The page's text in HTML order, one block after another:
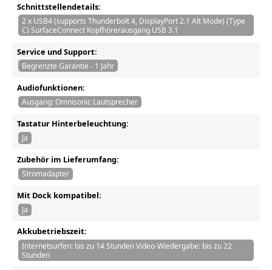
Schnittstellendetails:
2 x USB4 (supports Thunderbolt 4, DisplayPort 2.1 Alt Mode) (Type
C) SurfaceConnect Kopfhörerausgang USB 3.1
Service und Support:
Begrenzte Garantie - 1 Jahr
Audiofunktionen:
Ausgang: Omnisonic Lautsprecher
Tastatur Hinterbeleuchtung:
Ja
Zubehör im Lieferumfang:
Stromadapter
Mit Dock kompatibel:
Ja
Akkubetriebszeit:
Internetsurfen: bis zu 14 Stunden Video-Wiedergabe: bis zu 22
Stunden